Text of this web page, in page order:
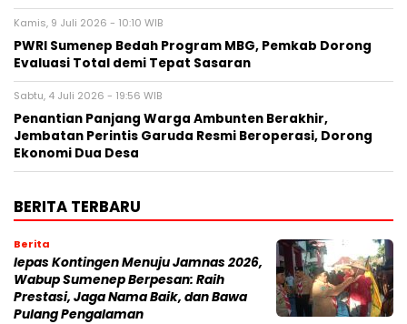
Kamis, 9 Juli 2026 - 10:10 WIB
PWRI Sumenep Bedah Program MBG, Pemkab Dorong
Evaluasi Total demi Tepat Sasaran
Sabtu, 4 Juli 2026 - 19:56 WIB
Penantian Panjang Warga Ambunten Berakhir,
Jembatan Perintis Garuda Resmi Beroperasi, Dorong
Ekonomi Dua Desa
BERITA TERBARU
Berita
lepas Kontingen Menuju Jamnas 2026,
Wabup Sumenep Berpesan: Raih
Prestasi, Jaga Nama Baik, dan Bawa
Pulang Pengalaman